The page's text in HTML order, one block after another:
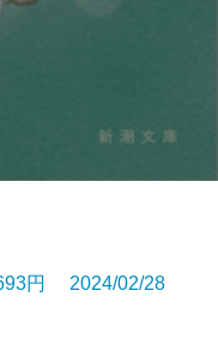
円 2024/02/28